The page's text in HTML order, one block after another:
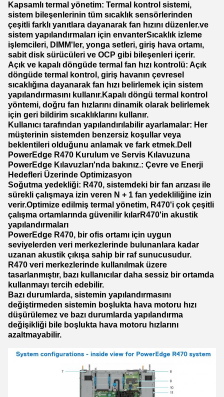
Kapsamlı termal yönetim: Termal kontrol sistemi,
sistem bileşenlerinin tüm sıcaklık sensörlerinden
çeşitli farklı yanıtlara dayanarak fan hızını düzenler.ve
sistem yapılandırmaları için envanterSıcaklık izleme
işlemcileri, DIMM'ler, yonga setleri, giriş hava ortamı,
sabit disk sürücüleri ve OCP gibi bileşenleri içerir.
Açık ve kapalı döngüde termal fan hızı kontrolü: Açık
döngüde termal kontrol, giriş havanın çevresel
sıcaklığına dayanarak fan hızı belirlemek için sistem
yapılandırmasını kullanır.Kapalı döngü termal kontrol
yöntemi, doğru fan hızlarını dinamik olarak belirlemek
için geri bildirim sıcaklıklarını kullanır.
Kullanıcı tarafından yapılandırılabilir ayarlamalar: Her
müşterinin sistemden benzersiz koşullar veya
beklentileri olduğunu anlamak ve fark etmek.Dell
PowerEdge R470 Kurulum ve Servis Kılavuzuna
PowerEdge Kılavuzları'nda bakınız.: Çevre ve Enerji
Hedefleri Üzerinde Optimizasyon
Soğutma yedekliği: R470, sistemdeki bir fan arızası ile
sürekli çalışmaya izin veren N + 1 fan yedekliliğine izin
verir.Optimize edilmiş termal yönetim, R470'i çok çeşitli
çalışma ortamlarında güvenilir kılarR470'in akustik
yapılandırmaları
PowerEdge R470, bir ofis ortamı için uygun
seviyelerden veri merkezlerinde bulunanlara kadar
uzanan akustik çıkışa sahip bir raf sunucusudur.
R470 veri merkezlerinde kullanılmak üzere
tasarlanmıştır, bazı kullanıcılar daha sessiz bir ortamda
kullanmayı tercih edebilir.
Bazı durumlarda, sistemin yapılandırmasını
değiştirmeden sistemin boşlukta hava motoru hızı
düşürülemez ve bazı durumlarda yapılandırma
değişikliği bile boşlukta hava motoru hızlarını
azaltmayabilir.